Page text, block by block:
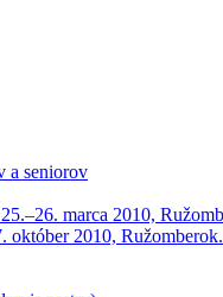
a seniorov
marca 2010,
október 2010, Ružomberok.